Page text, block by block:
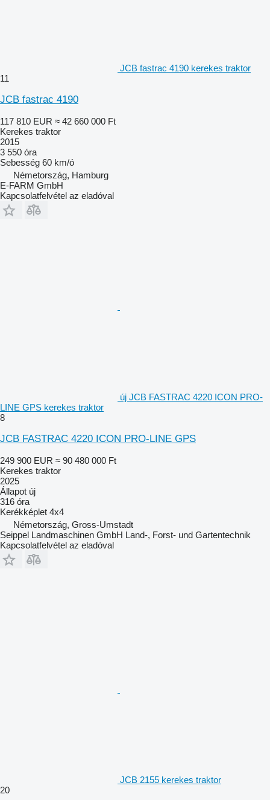
JCB fastrac 4190 kerekes traktor
11
JCB fastrac 4190
117 810 EUR ≈ 42 660 000 Ft
Kerekes traktor
2015
3 550 óra
Sebesség 60 km/ó
Németország, Hamburg
E-FARM GmbH
Kapcsolatfelvétel az eladóval
új JCB FASTRAC 4220 ICON PRO-
LINE GPS kerekes traktor
8
JCB FASTRAC 4220 ICON PRO-LINE GPS
249 900 EUR ≈ 90 480 000 Ft
Kerekes traktor
2025
Állapot új
316 óra
Kerékképlet 4x4
Németország, Gross-Umstadt
Seippel Landmaschinen GmbH Land-, Forst- und Gartentechnik
Kapcsolatfelvétel az eladóval
JCB 2155 kerekes traktor
20